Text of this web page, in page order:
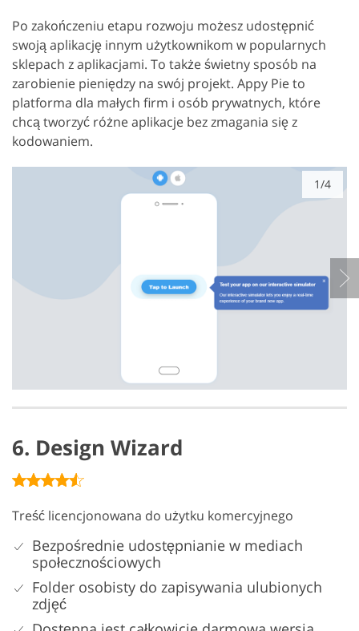
Po zakończeniu etapu rozwoju możesz udostępnić
swoją aplikację innym użytkownikom w popularnych
sklepach z aplikacjami. To także świetny sposób na
zarobienie pieniędzy na swój projekt. Appy Pie to
platforma dla małych firm i osób prywatnych, które
chcą tworzyć różne aplikacje bez zmagania się z
kodowaniem.
1/4
6. Design Wizard
Treść licencjonowana do użytku komercyjnego
Bezpośrednie udostępnianie w mediach
społecznościowych
Folder osobisty do zapisywania ulubionych
zdjęć